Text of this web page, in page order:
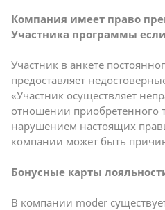
Компания имеет право
Участника программы
Участник в анкете
предоставляет
«Участник осуществляет
отношении приобретенного
нарушением настоящих
компании может быть
Бонусные карты
В компании moder